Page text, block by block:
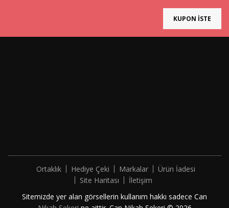
KUPON İSTE
Ortaklık Hediye Çeki Markalar
Ürün İadesi
Site Haritası
İletişim
Sitemizde yer alan görsellerin kullanım hakkı sadece Can